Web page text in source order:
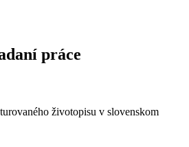
práce
životopisu v slovenskom